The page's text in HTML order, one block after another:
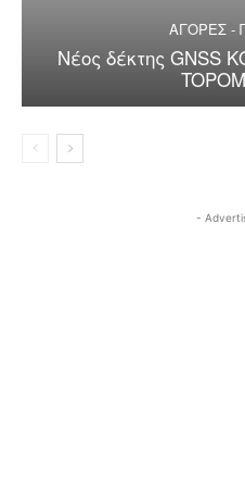
ΑΓΟΡΕΣ -
Nέος δέκτης GNSS
-